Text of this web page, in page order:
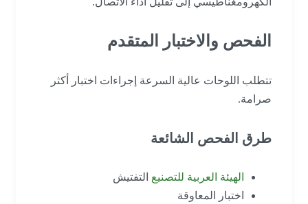
الفحص والاختبار المتقدم
تتطلب اللوحات عالية السرعة إجراءات اختبار أكثر
صرامة.
طرق الفحص الشائعة
الهيئة العربية للتصنيعالتفتيش
اختبار المعاوقة